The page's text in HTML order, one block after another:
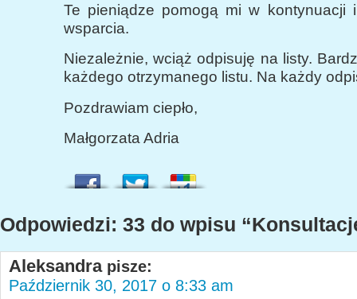
Te pieniądze pomogą mi w kontynuacji
wsparcia.
Niezależnie, wciąż odpisuję na listy.
każdego otrzymanego listu. Na każdy
Pozdrawiam ciepło,
Małgorzata Adria
Odpowiedzi: 33 do wpisu
Aleksandra pisze:
Październik 30, 2017 o 8:33 am